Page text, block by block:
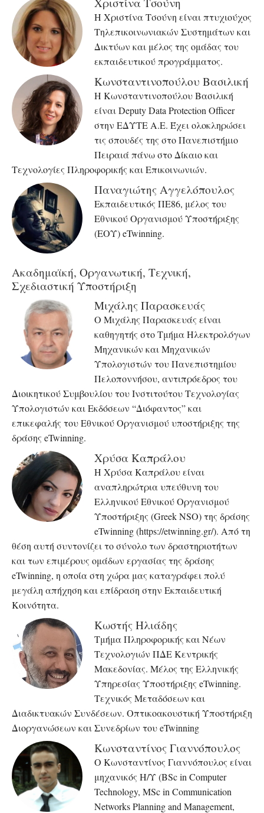
Η Χριστίνα Τσούνη είναι πτυχιούχος
Τηλεπικοινωνιακών Συστημάτων και
Δικτύων και μέλος της ομάδας του
εκπαιδευτικού προγράμματος.
Κωνσταντινοπούλου Βασιλική
Η Κωνσταντινοπούλου Βασιλική
είναι Deputy Data Protection Officer
στην ΕΔΥΤΕ Α.Ε. Έχει ολοκληρώσει
τις σπουδές της στο Πανεπιστήμιο
Πειραιά πάνω στο Δίκαιο και
Τεχνολογίες Πληροφορικής και Επικοινωνιών.
Παναγιώτης Αγγελόπουλος
Εκπαιδευτικός ΠΕ86, μέλος του
Εθνικού Οργανισμού Υποστήριξης
(ΕΟΥ) eTwinning.
Ακαδημαϊκή, Οργανωτική, Τεχνική,
Σχεδιαστική Υποστήριξη
Μιχάλης Παρασκευάς
Ο Μιχάλης Παρασκευάς είναι
καθηγητής στο Τμήμα Ηλεκτρολόγων
Μηχανικών και Μηχανικών
Υπολογιστών του Πανεπιστημίου
Πελοποννήσου, αντιπρόεδρος του
Διοικητικού Συμβουλίου του Ινστιτούτου Τεχνολογίας
Υπολογιστών και Εκδόσεων “Διόφαντος” και
επικεφαλής του Εθνικού Οργανισμού υποστήριξης της
δράσης eTwinning.
Χρύσα Καπράλου
Η Χρύσα Καπράλου είναι
αναπληρώτρια υπεύθυνη του
Ελληνικού Εθνικού Οργανισμού
Υποστήριξης (Greek NSO) της δράσης
eTwinning (https://etwinning.gr/). Από τη
θέση αυτή συντονίζει το σύνολο των δραστηριοτήτων
και των επιμέρους ομάδων εργασίας της δράσης
eTwinning, η οποία στη χώρα μας καταγράφει πολύ
μεγάλη απήχηση και επίδραση στην Εκπαιδευτική
Κοινότητα.
Κωστής Ηλιάδης
Τμήμα Πληροφορικής και Νέων
Τεχνολογιών ΠΔΕ Κεντρικής
Μακεδονίας. Μέλος της Ελληνικής
Υπηρεσίας Υποστήριξης eTwinning.
Τεχνικός Μεταδόσεων και
Διαδικτυακών Συνδέσεων. Οπτικοακουστική Υποστήριξη
Διοργανώσεων και Συνεδρίων του eTwinning
Κωνσταντίνος Γιαννόπουλος
Ο Κωνσταντίνος Γιαννόπουλος είναι
μηχανικός Η/Υ (BSc in Computer
Technology, MSc in Communication
Networks Planning and Management,